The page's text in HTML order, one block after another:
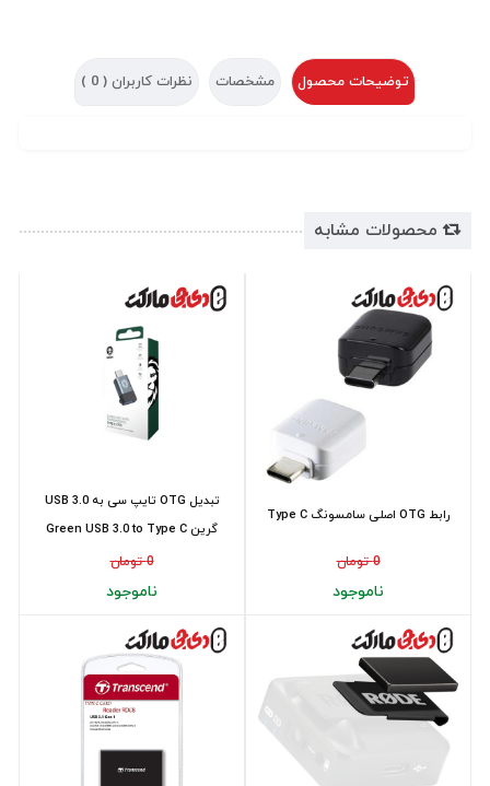
توضیحات محصول مشخصات نظرات کاربران ( 0
)
محصولات مشابه
تبدیل OTG تایپ سی به USB 3.0
گرین Green USB 3.0 to Type C
0 تومان
ناموجود
رابط OTG اصلی سامسونگ Type C
0 تومان
ناموجود